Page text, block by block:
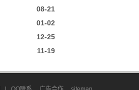
08-21
01-02
12-25
11-19